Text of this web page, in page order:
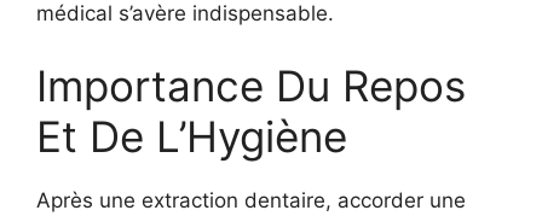
médical s’avère indispensable.
Importance Du Repos
Et De L’Hygiène
Après une extraction dentaire, accorder une